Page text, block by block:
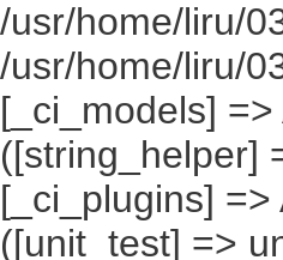
/usr/home/liru/
/usr/home/liru/
[_ci_models]
([string_helper]
[_ci_plugins]
([unit_test] =>